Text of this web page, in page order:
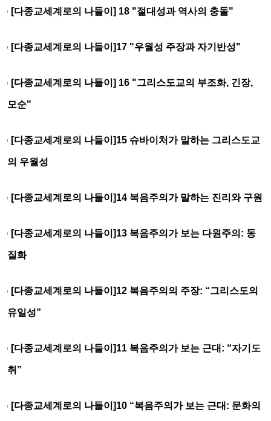
[다종교세계로의 나들이] 18 "절대성과 역사의 충돌"
[다종교세계로의 나들이]17 "우월성 주장과 자기반성"
[다종교세계로의 나들이] 16 "그리스도교의 부조화, 긴장,
모순"
[다종교세계로의 나들이]15 슈바이처가 말하는 그리스도교
의 우월성
[다종교세계로의 나들이]14 복음주의가 말하는 진리와 구원
[다종교세계로의 나들이]13 복음주의가 보는 다원주의: 동
질화
[다종교세계로의 나들이]12 복음주의의 주장: “그리스도의
유일성”
[다종교세계로의 나들이]11 복음주의가 보는 근대: “자기도
취”
[다종교세계로의 나들이]10 “복음주의가 보는 근대: 문화의